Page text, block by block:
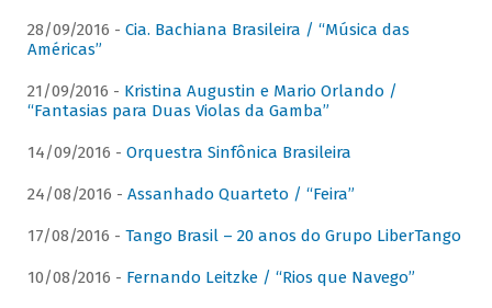
28/09/2016 - Cia. Bachiana Brasileira / “Música das
Américas”
21/09/2016 - Kristina Augustin e Mario Orlando /
“Fantasias para Duas Violas da Gamba”
14/09/2016 - Orquestra Sinfônica Brasileira
24/08/2016 - Assanhado Quarteto / “Feira”
17/08/2016 - Tango Brasil – 20 anos do Grupo LiberTango
10/08/2016 - Fernando Leitzke / “Rios que Navego”